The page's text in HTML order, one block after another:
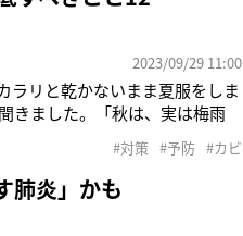
2023/09/29 11:00
ラリと乾かないまま夏服をしま
きました。「秋は、実は梅雨
ください」そう話すのは、家
#対策 #予防 #カビ
肺炎」かも